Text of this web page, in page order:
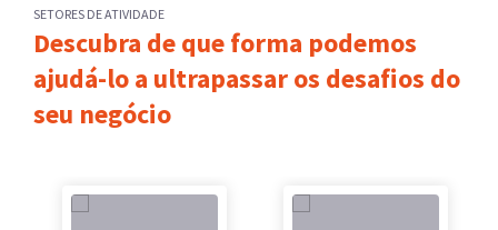
SETORES DE ATIVIDADE
Descubra de que forma podemos
ajudá-lo a ultrapassar os desafios do
seu negócio